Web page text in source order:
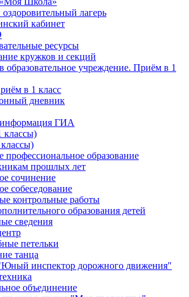
лагерь
кабинет
ресурсы
кружков и секций
образовательное учреждение. Приём в 1
в 1 класс
дневник
ГИА
классы)
профессиональное образование
прошлых лет
сочинение
собеседование
контрольные работы
образования детей
сведения
петельки
танца
инспектор дорожного движения"
объединение